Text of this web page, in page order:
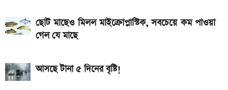
২ বছর পিছিয়ে যেতে পারে নবম জাতীয় পে-স্কেল
ছোট মাছেও মিলল মাইক্রোপ্লাস্টিক, সবচেয়ে কম পাওয়া
গেল যে মাছে
আসছে টানা ৫ দিনের বৃষ্টি!